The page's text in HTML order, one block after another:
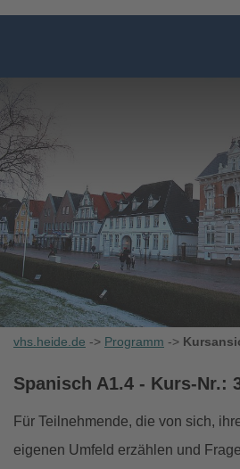
vhs.heide.de -> Programm ->
Spanisch A1.4 - Kurs-Nr.:
Für Teilnehmende, die von sich,
eigenen Umfeld erzählen und